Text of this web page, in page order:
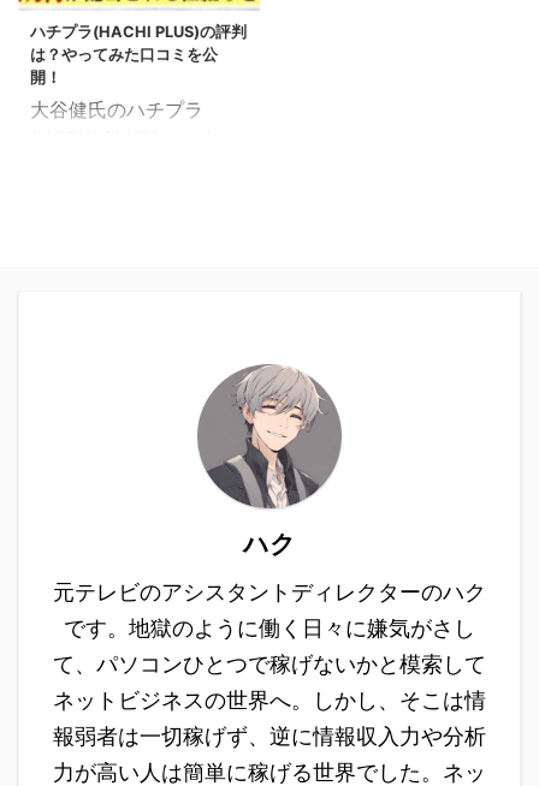
ハチプラ(HACHI PLUS)の評判
は？やってみた口コミを公
開！
大谷健氏のハチプラ
たのですが、久しぶりに
幼馴染とオンライン飲み
会した時にこっそり教え
てもらいました。これが
また、結構稼げるらしい
か、少し表情に余裕があ
りました。 ハチプラ
(HACHI PLUS)は「レン
ダー利権」と「アービト
ラージ」の両方を活用す
ることで、 ...
ハク
元テレビのアシスタントディレクターのハク
です。地獄のように働く日々に嫌気がさし
て、パソコンひとつで稼げないかと模索して
ネットビジネスの世界へ。しかし、そこは情
報弱者は一切稼げず、逆に情報収入力や分析
力が高い人は簡単に稼げる世界でした。ネッ